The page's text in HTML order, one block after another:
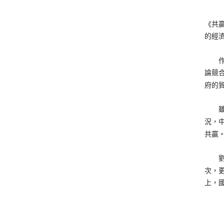
《共
的經
作
論競
府的
雖
況，
共贏
劉
次，
上，